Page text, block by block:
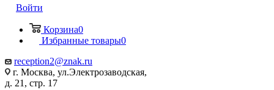
Войти
Корзина0
Избранные товары0
reception2@znak.ru
г. Москва, ул.Электрозаводская,
д. 21, стр. 17